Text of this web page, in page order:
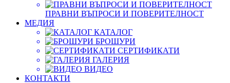
ПРАВНИ ВЪПРОСИ И ПОВЕРИТЕЛНОСТ
МЕДИЯ
КАТАЛОГ
БРОШУРИ
СЕРТИФИКАТИ
ГАЛЕРИЯ
ВИДЕО
КОНТАКТИ